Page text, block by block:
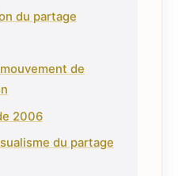
du partage
mouvement de
2006
du partage